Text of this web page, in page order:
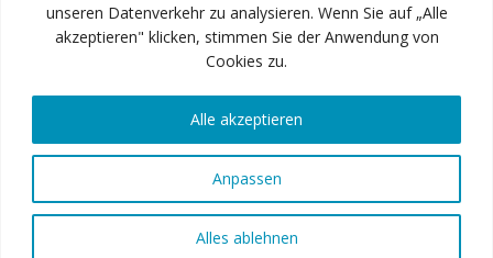
unseren Datenverkehr zu analysieren. Wenn Sie auf „Alle
akzeptieren" klicken, stimmen Sie der Anwendung von
Cookies zu.
Anpassen
Alles ablehnen
Alle akzeptieren
INSTAGRAM
FACEBOOK
© 2026 Art of Fitness GmbH